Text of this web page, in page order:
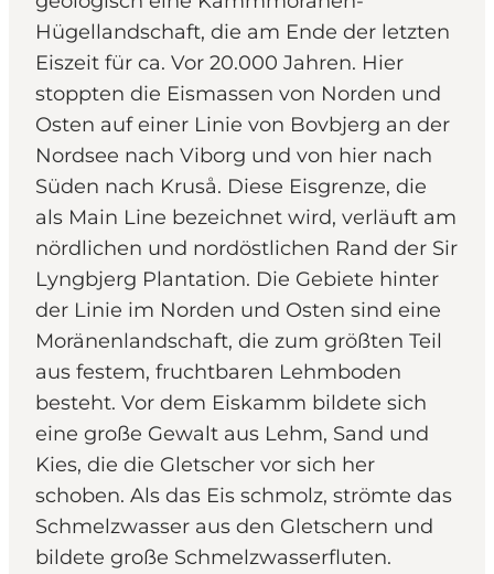
Hügellandschaft, die am Ende der letzten
Eiszeit für ca. Vor 20.000 Jahren. Hier
stoppten die Eismassen von Norden und
Osten auf einer Linie von Bovbjerg an der
Nordsee nach Viborg und von hier nach
Süden nach Kruså. Diese Eisgrenze, die
als Main Line bezeichnet wird, verläuft am
nördlichen und nordöstlichen Rand der Sir
Lyngbjerg Plantation. Die Gebiete hinter
der Linie im Norden und Osten sind eine
Moränenlandschaft, die zum größten Teil
aus festem, fruchtbaren Lehmboden
besteht. Vor dem Eiskamm bildete sich
eine große Gewalt aus Lehm, Sand und
Kies, die die Gletscher vor sich her
schoben. Als das Eis schmolz, strömte das
Schmelzwasser aus den Gletschern und
bildete große Schmelzwasserfluten.